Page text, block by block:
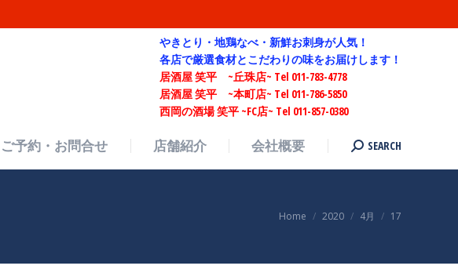
やきとり・地鶏なべ・新鮮お刺身が人気！
各店で厳選食材とこだわりの味をお届けします！
居酒屋 笑平 ~丘珠店~ Tel 011-783-4778
居酒屋 笑平 ~本町店~ Tel 011-786-5850
西岡の酒場 笑平 ~FC店~ Tel 011-857-0380
ご予約・お問合せ 店舗紹介 会社概要 Search:
SEARCH
You are here:
Home 2020 4月 17
ご予約・お問合せ 店舗紹介 会社概要 Search: